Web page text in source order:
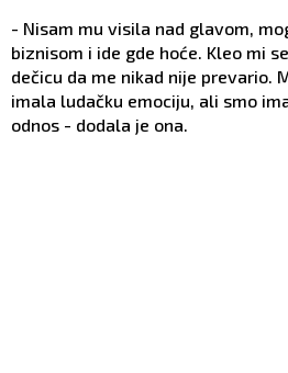
- Nisam mu visila nad glavom,
biznisom i ide gde hoće. Kleo mi
dečicu da me nikad nije prevario.
imala ludačku emociju, ali smo
odnos - dodala je ona.